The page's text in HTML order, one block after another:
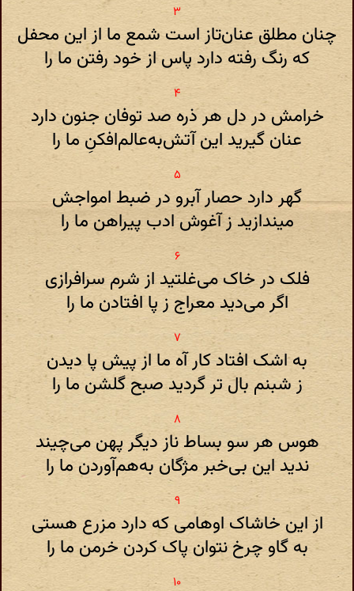
چنان مطلق عنان‌تاز است شمع ما از این محفل
که رنگ رفته دارد پاس از خود رفتن ما را
خرامش در دل هر ذره صد توفان جنون دارد
عنان گیرید این آتش‌به‌عالم‌افکنِ ما را
گهر دارد حصار آبرو در ضبط امواجش
میندازید ز آغوش ادب پیراهن ما را
فلک در خاک می‌غلتید از شرم سرافرازی
اگر می‌دید معراج ز پا افتادن ما را
به اشک افتاد کار آه ما از پیش پا دیدن
ز شبنم بال تر گردید صبح گلشن ما را
هوس هر سو بساط ناز دیگر پهن می‌چیند
ندید این بی‌خبر مژگان به‌هم‌آوردن ما را
از این خاشاک اوهامی که دارد مزرع هستی
به گاو چرخ نتوان پاک کردن خرمن ما را